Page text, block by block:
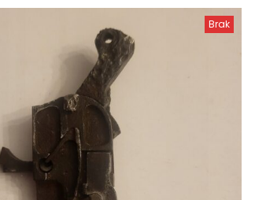
Brak